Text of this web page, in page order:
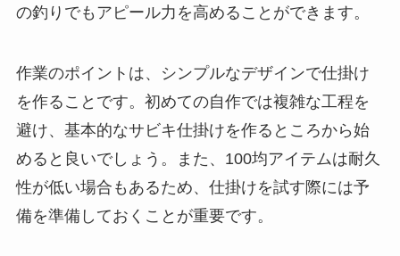
の釣りでもアピール力を高めることができます。
作業のポイントは、シンプルなデザインで仕掛け
を作ることです。初めての自作では複雑な工程を
避け、基本的なサビキ仕掛けを作るところから始
めると良いでしょう。また、100均アイテムは耐久
性が低い場合もあるため、仕掛けを試す際には予
備を準備しておくことが重要です。